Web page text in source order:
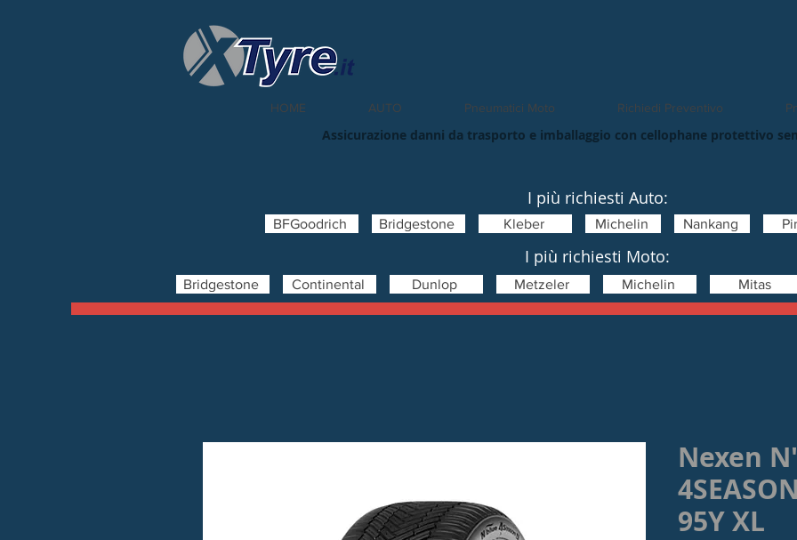
HOME AUTO Pneumatici Moto Richiedi Preventivo
Assicurazione danni da trasporto e imballaggio con cellophane protettivo
I più richiesti Auto:
BFGoodrich Bridgestone Kleber Michelin Nankang
I più richiesti Moto:
Bridgestone Continental Dunlop Metzeler Michelin Mitas
Nexen
95Y XL